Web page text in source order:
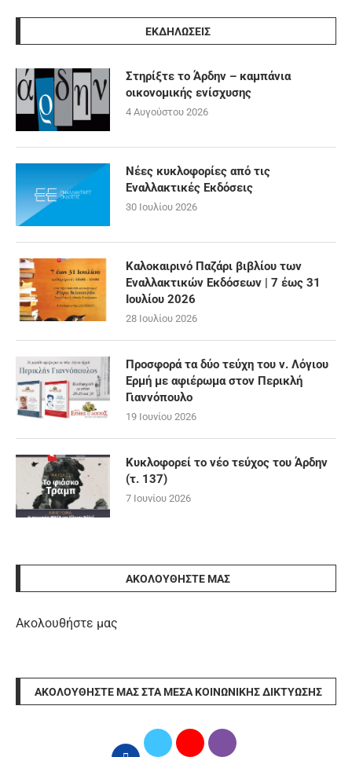
ΕΚΔΗΛΩΣΕΙΣ
Στηρίξτε το Άρδην – καμπάνια
οικονομικής ενίσχυσης
4 Αυγούστου 2026
Νέες κυκλοφορίες από τις
Εναλλακτικές Εκδόσεις
30 Ιουλίου 2026
Καλοκαιρινό Παζάρι βιβλίου των
Εναλλακτικών Εκδόσεων | 7 έως 31
Ιουλίου 2026
28 Ιουλίου 2026
Προσφορά τα δύο τεύχη του ν. Λόγιου
Ερμή με αφιέρωμα στον Περικλή
Γιαννόπουλο
19 Ιουνίου 2026
Κυκλοφορεί το νέο τεύχος του Άρδην
(τ. 137)
7 Ιουνίου 2026
ΑΚΟΛΟΥΘΉΣΤΕ ΜΑΣ
Ακολουθήστε μας
ΑΚΟΛΟΥΘΉΣΤΕ ΜΑΣ ΣΤΑ ΜΈΣΑ ΚΟΙΝΩΝΙΚΉΣ ΔΙΚΤΎΩΣΗΣ